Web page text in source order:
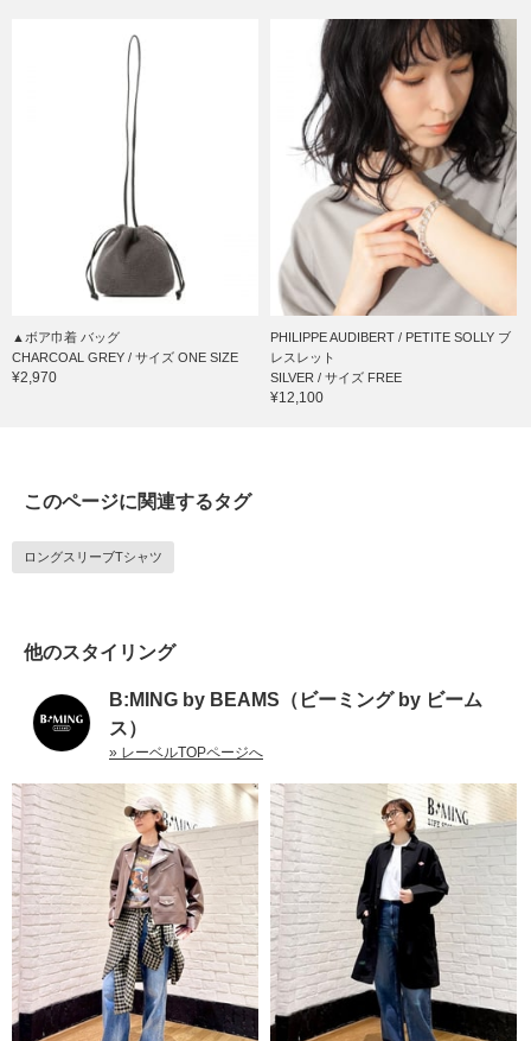
▲ボア巾着 バッグ
CHARCOAL GREY / サイズ ONE SIZE
¥2,970
PHILIPPE AUDIBERT / PETITE SOLLY ブ
レスレット
SILVER / サイズ FREE
¥12,100
このページに関連するタグ
ロングスリーブTシャツ
他のスタイリング
B:MING by BEAMS（ビーミング by ビーム
ス）
» レーベルTOPページへ